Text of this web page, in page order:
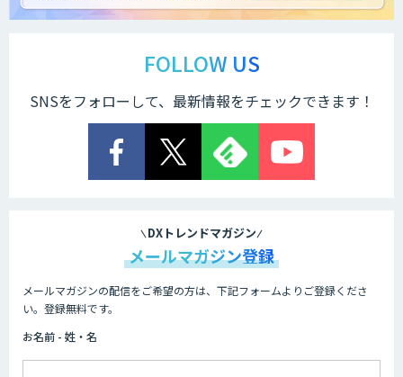
FOLLOW US
SNSをフォローして、最新情報をチェックできます！
DXトレンドマガジン
メールマガジン登録
メールマガジンの配信をご希望の方は、下記フォームよりご登録くださ
い。登録無料です。
お名前 - 姓・名